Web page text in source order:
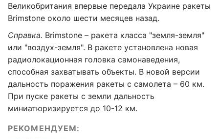
Великобритания впервые передала Украине ракеты
Brimstone около шести месяцев назад.
Справка. Brimstone – ракета класса "земля-земля"
или "воздух-земля". В ракете установлена новая
радиолокационная головка самонаведения,
способная захватывать объекты. В новой версии
дальность поражения ракеты с самолета – 60 км.
При пуске ракеты с земли дальность
миниатюризируется до 10-12 км.
РЕКОМЕНДУЕМ: